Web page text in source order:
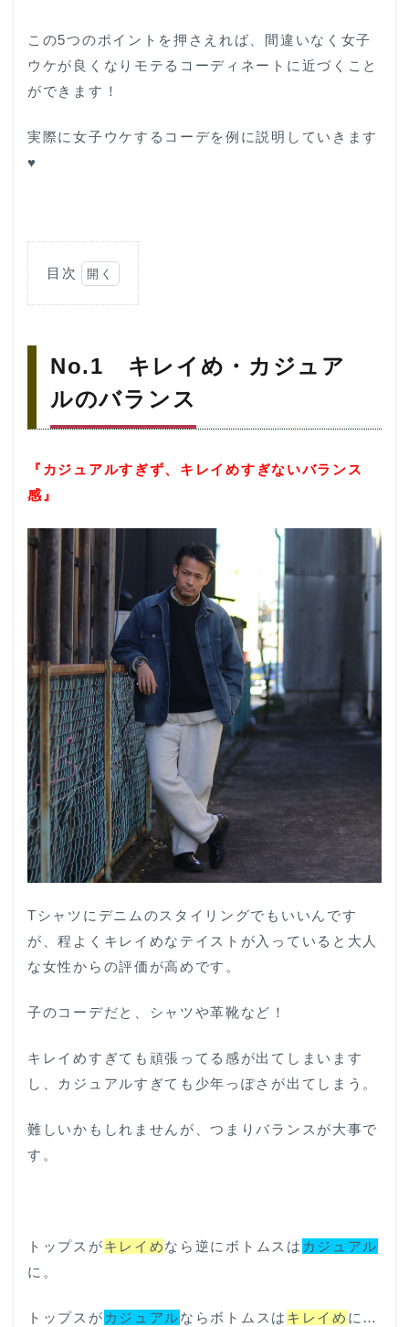
この5つのポイントを押さえれば、間違いなく女子
ウケが良くなりモテるコーディネートに近づくこと
ができます！
実際に女子ウケするコーデを例に説明していきます
♥
目次
ジュア
ランス
2
程よい
No.3
色使い
No.4
清潔感
No.5
シーン
に合わ
せたコ
ーディ
ネート
6
オ
ス
ス
メ
ス
イ
リ
ン
グ
女性
見て
サ
い」
って
40
性フ
ショ
No.1 キレイめ・カジュア
ルのバランス
『 カジュアルすぎず、キレイめすぎないバランス
感』
Tシャツにデニムのスタイリングでもいいんです
が、程よくキレイめなテイストが入っていると大人
な女性からの評価が高めです。
子のコーデだと、シャツや革靴など！
キレイめすぎても頑張ってる感が出てしまいます
し、カジュアルすぎても少年っぽさが出てしまう。
難しいかもしれませんが、つまりバランスが大事で
す。
トップスがキレイめなら逆にボトムスは カジュアル
に。
トップスが カジュアルならボトムスは キレイめ に…